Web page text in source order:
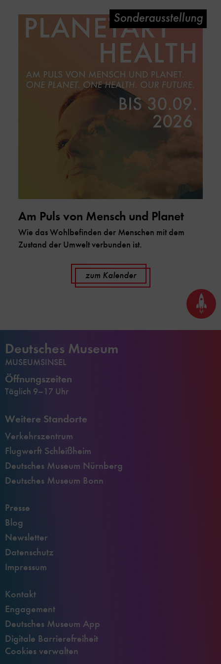
Am Puls von Mensch und Planet
Wie das Wohlbefinden der Menschen mit dem
Zustand der Umwelt verbunden ist.
Sonderausstellung
zum Kalender
Seite
nach
oben
Deutsches Museum
MUSEUMSINSEL
Öffnungszeiten
Täglich 9–17 Uhr
Weitere Standorte
Verkehrszentrum
Flugwerft Schleißheim
Deutsches Museum Nürnberg
Deutsches Museum Bonn
Presse
Blog
Newsletter
Datenschutz
Impressum
Kontakt
Engagement
Deutsches Museum App
Digitale Barrierefreiheit
Cookies verwalten